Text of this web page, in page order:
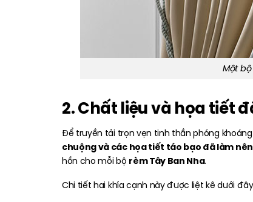
Một
2. Chất liệu và họa tiết
Để truyền tải trọn vẹn tinh thần phóng
chuộng và các họa tiết táo bạo đã làm
hồn cho mỗi bộ rèm Tây Ban Nha.
Chi tiết hai khía cạnh này được liệt kê dưới